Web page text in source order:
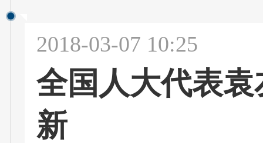
2018-03-07 10:25
全国人大代表
新